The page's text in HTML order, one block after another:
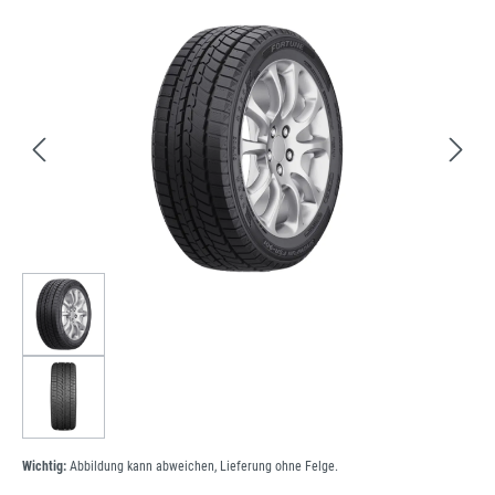
Bildergalerie überspringen
Wichtig: Abbildung kann abweichen, Lieferung ohne Felge.